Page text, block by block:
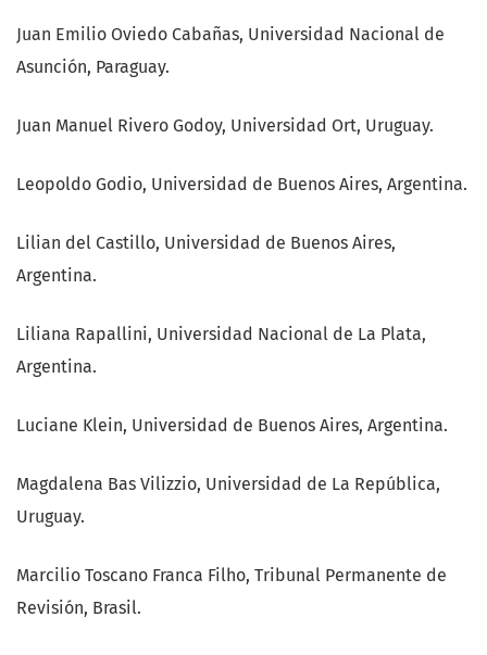
Juan Emilio Oviedo Cabañas, Universidad Nacional de
Asunción, Paraguay.
Juan Manuel Rivero Godoy, Universidad Ort, Uruguay.
Leopoldo Godio, Universidad de Buenos Aires, Argentina.
Lilian del Castillo, Universidad de Buenos Aires,
Argentina.
Liliana Rapallini, Universidad Nacional de La Plata,
Argentina.
Luciane Klein, Universidad de Buenos Aires, Argentina.
Magdalena Bas Vilizzio, Universidad de La República,
Uruguay.
Marcilio Toscano Franca Filho, Tribunal Permanente de
Revisión, Brasil.